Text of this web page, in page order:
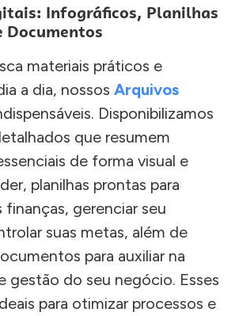
Infográficos, Planilhas
Documentos
materiais práticos e
a dia, nossos Arquivos
Disponibilizamos
que resumem
de forma visual e
planilhas prontas para
finanças, gerenciar seu
suas metas, além de
para auxiliar na
gestão do seu negócio. Esses
para otimizar processos e